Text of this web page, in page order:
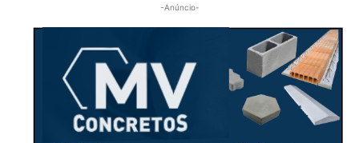
-Anúncio-